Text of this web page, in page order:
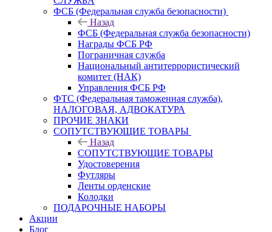
ФСБ (Федеральная служба безопасности)
Назад
ФСБ (Федеральная служба безопасности)
Награды ФСБ РФ
Пограничная служба
Национальный антитеррористический
комитет (НАК)
Управления ФСБ РФ
ФТС (Федеральная таможенная служба),
НАЛОГОВАЯ, АДВОКАТУРА
ПРОЧИЕ ЗНАКИ
СОПУТСТВУЮЩИЕ ТОВАРЫ
Назад
СОПУТСТВУЮЩИЕ ТОВАРЫ
Удостоверения
Футляры
Ленты орденские
Колодки
ПОДАРОЧНЫЕ НАБОРЫ
Акции
Блог